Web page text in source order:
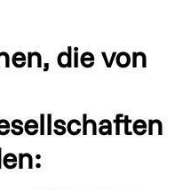
die von